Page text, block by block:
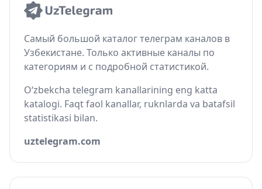
Самый большой каталог телеграм каналов в
Узбекистане. Только активные каналы по
категориям и с подробной статистикой.
O‘zbekcha telegram kanallarining eng katta
katalogi. Faqt faol kanallar, ruknlarda va batafsil
statistikasi bilan.
uztelegram.com